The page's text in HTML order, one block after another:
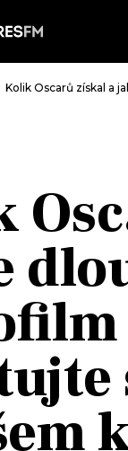
TRENDY
MIX
OSTATNÍ
Kolik Oscarů získal a